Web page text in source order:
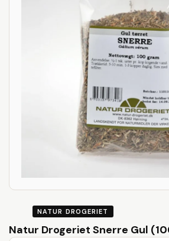
NATUR DROGERIET
Natur Drogeriet Snerre Gul